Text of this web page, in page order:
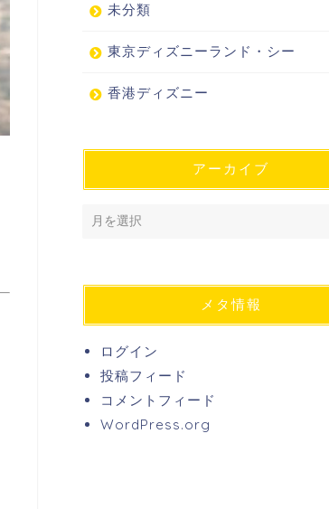
未分類
東京ディズニーランド・シー
香港ディズニー
アーカイブ
メタ情報
ログイン
投稿フィード
コメントフィード
WordPress.org